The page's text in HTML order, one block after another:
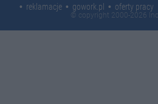
reklamacje
gowork.pl oferty pracy
© copyright 2000-2026